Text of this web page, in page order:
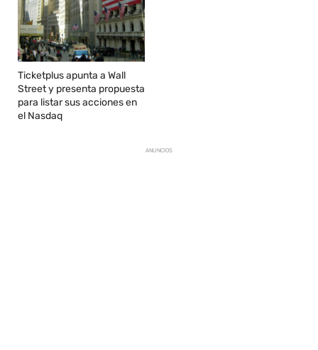
Ticketplus apunta a Wall
Street y presenta propuesta
para listar sus acciones en
el Nasdaq
ANUNCIOS